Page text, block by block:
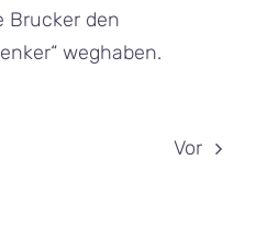
Brucker den
weghaben.
Vor